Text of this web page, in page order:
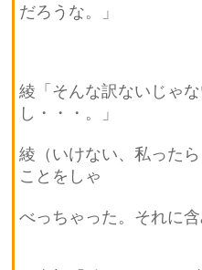
だろうな。」
綾「そんな訳ないじゃ
し・・・。」
綾（いけない、私った
ことをしゃ
べっちゃった。それに